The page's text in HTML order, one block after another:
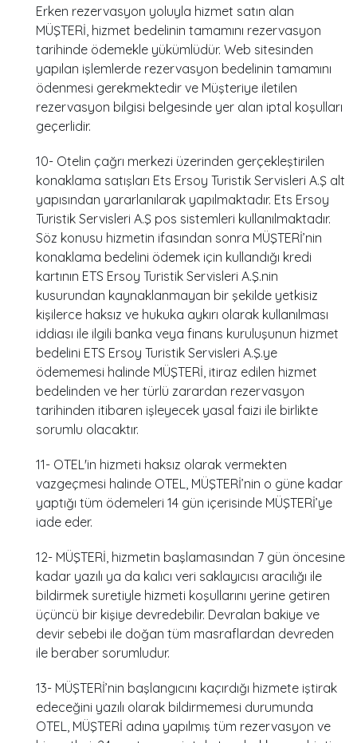
Erken rezervasyon yoluyla hizmet satın alan
MÜŞTERİ, hizmet bedelinin tamamını rezervasyon
tarihinde ödemekle yükümlüdür. Web sitesinden
yapılan işlemlerde rezervasyon bedelinin tamamını
ödenmesi gerekmektedir ve Müşteriye iletilen
rezervasyon bilgisi belgesinde yer alan iptal koşulları
geçerlidir.
10- Otelin çağrı merkezi üzerinden gerçekleştirilen
konaklama satışları Ets Ersoy Turistik Servisleri A.Ş alt
yapısından yararlanılarak yapılmaktadır. Ets Ersoy
Turistik Servisleri A.Ş pos sistemleri kullanılmaktadır.
Söz konusu hizmetin ifasından sonra MÜŞTERİ’nin
konaklama bedelini ödemek için kullandığı kredi
kartının ETS Ersoy Turistik Servisleri A.Ş.nin
kusurundan kaynaklanmayan bir şekilde yetkisiz
kişilerce haksız ve hukuka aykırı olarak kullanılması
iddiası ile ilgili banka veya finans kuruluşunun hizmet
bedelini ETS Ersoy Turistik Servisleri A.Ş.ye
ödememesi halinde MÜŞTERİ, itiraz edilen hizmet
bedelinden ve her türlü zarardan rezervasyon
tarihinden itibaren işleyecek yasal faizi ile birlikte
sorumlu olacaktır.
11- OTEL'in hizmeti haksız olarak vermekten
vazgeçmesi halinde OTEL, MÜŞTERİ’nin o güne kadar
yaptığı tüm ödemeleri 14 gün içerisinde MÜŞTERİ’ye
iade eder.
12- MÜŞTERİ, hizmetin başlamasından 7 gün öncesine
kadar yazılı ya da kalıcı veri saklayıcısı aracılığı ile
bildirmek suretiyle hizmeti koşullarını yerine getiren
üçüncü bir kişiye devredebilir. Devralan bakiye ve
devir sebebi ile doğan tüm masraflardan devreden
ile beraber sorumludur.
13- MÜŞTERİ’nin başlangıcını kaçırdığı hizmete iştirak
edeceğini yazılı olarak bildirmemesi durumunda
OTEL, MÜŞTERİ adına yapılmış tüm rezervasyon ve